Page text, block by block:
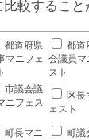
較すること
都道府県
マニフェ
都道
会議員マ
スト
市議会議
ニフェス
区長
ェスト
町長マニ
町議